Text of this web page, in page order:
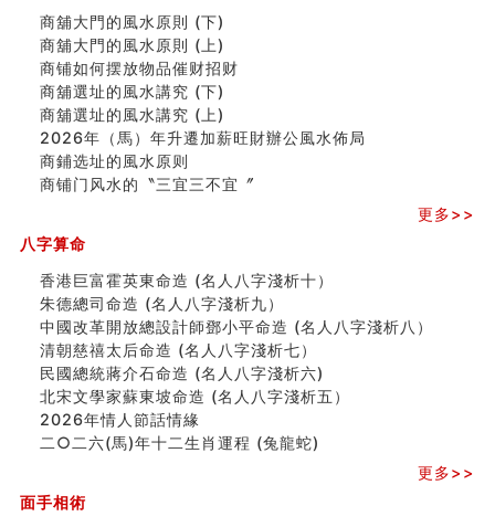
精选1000个五行属火的字
玄空本义(七)
刘燮鈞讲人相 手纹与命运(二)
商铺如何摆放物品催财招财
极其旺夫的女人面相
家居常見風水形煞及化解方法 (二)
居家風水懶人包！房子煞氣怎麼看？風水禁忌有哪些？有
這樣風水的房子別�
南半球的八字如何推排
额相与命运
从痣看相
姓名陰陽配置的凶吉
六爻測住宅風水 (四)
玄空本义 (五)
财务办公室风水布局
精选1500个五行属木的字
玄空本义 (四)
八字算命：女命八字里日坐伤官克夫？
订婚就是定结婚日子吗
商舖大門的風水原則 (下)
商舖大門的風水原則 (上)
商铺如何摆放物品催财招财
商舖選址的風水講究 (下)
商舖選址的風水講究 (上)
2026年（馬）年升遷加薪旺財辦公風水佈局
商鋪选址的風水原则
商铺门风水的〝三宜三不宜〞
更多>>
八字算命
香港巨富霍英東命造 (名人八字淺析十）
朱德總司命造 (名⼈⼋字淺析九）
中國改革開放總設計師鄧小平命造 (名人八字淺析八）
清朝慈禧太后命造 (名人八字淺析七）
民國總統蔣介石命造 (名人八字淺析六)
北宋文學家蘇東坡命造 (名人八字淺析五）
2026年情人節話情緣
二○二六(馬)年十二生肖運程 (兔龍蛇)
更多>>
面手相術